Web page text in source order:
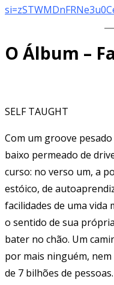
O Álbum –
SELF TAUGHT
Com um groove
baixo permeado de
curso: no verso um, a
estóico, de
facilidades de uma
o sentido de sua
bater no chão. Um
por mais ninguém,
de 7 bilhões de pessoas.